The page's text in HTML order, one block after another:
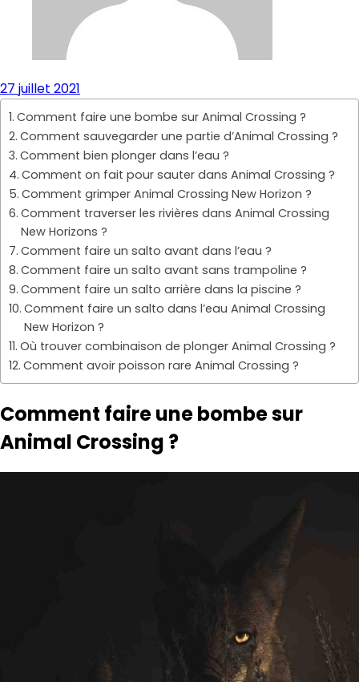
27 juillet 2021
Comment faire une bombe sur Animal Crossing ?
Comment sauvegarder une partie d’Animal Crossing ?
Comment bien plonger dans l’eau ?
Comment on fait pour sauter dans Animal Crossing ?
Comment grimper Animal Crossing New Horizon ?
Comment traverser les rivières dans Animal Crossing
New Horizons ?
Comment faire un salto avant dans l’eau ?
Comment faire un salto avant sans trampoline ?
Comment faire un salto arrière dans la piscine ?
Comment faire un salto dans l’eau Animal Crossing
New Horizon ?
Où trouver combinaison de plonger Animal Crossing ?
Comment avoir poisson rare Animal Crossing ?
Comment faire une bombe sur
Animal Crossing ?